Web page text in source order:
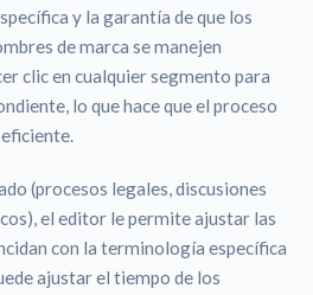
y la garantía de que los
de marca se manejen
clic en cualquier segmento para
lo que hace que el proceso
(procesos legales, discusiones
el editor le permite ajustar las
con la terminología específica
ajustar el tiempo de los